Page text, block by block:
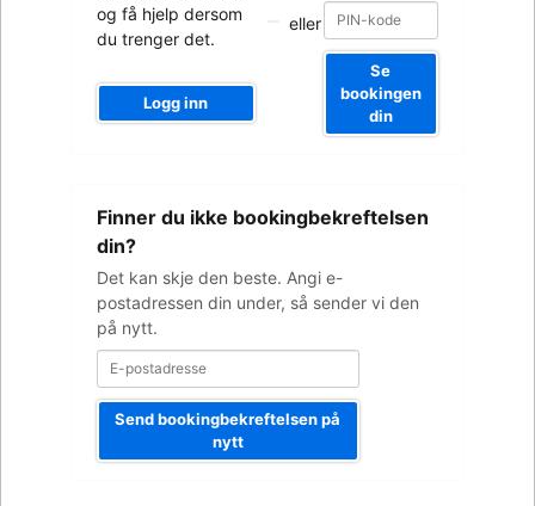
og få hjelp dersom
du trenger det.
Logg inn
eller
Se
bookingen
din
Finner du ikke bookingbekreftelsen
din?
Det kan skje den beste. Angi e-
postadressen din under, så sender vi den
på nytt.
postadresse
Send bookingbekreftelsen på
nytt